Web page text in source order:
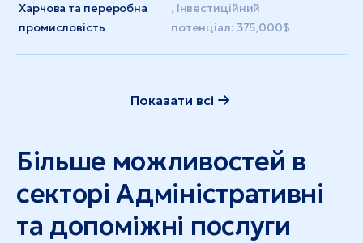
Харчова та переробна
промисловість
, Інвестиційний
потенціал: 375,000$
Показати всі
Більше можливостей в
секторі Адміністративні
та допоміжні послуги